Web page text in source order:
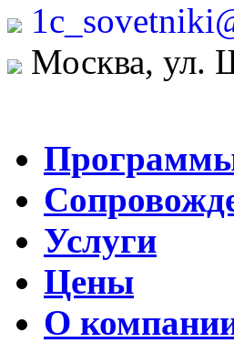
Москва, ул.
Услуги
Цены
О